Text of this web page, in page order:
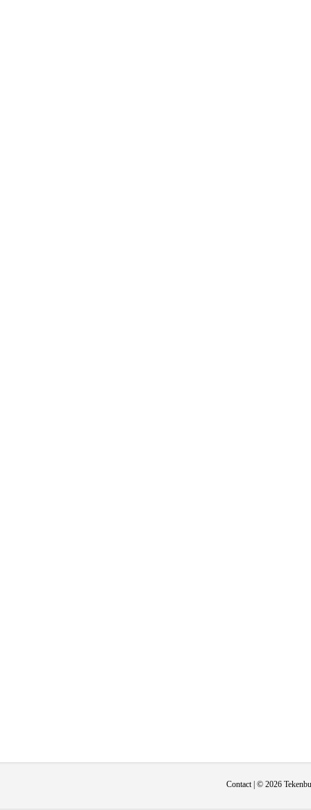
Contact| © 2026